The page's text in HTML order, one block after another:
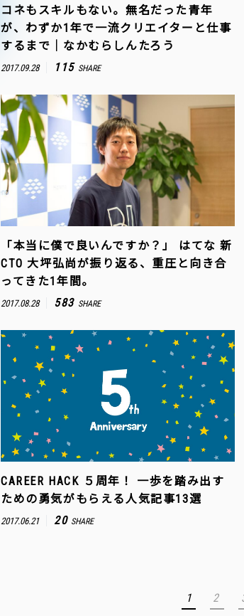
コネもスキルもない。無名だった青年
が、わずか1年で一流クリエイターと仕事
するまで｜なかむらしんたろう
2017.09.28 115 SHARE
「本当に僕で良いんですか？」 はてな 新
CTO 大坪弘尚が振り返る、重圧と向き合
ってきた1年間。
2017.08.28 583 SHARE
CAREER HACK ５周年！ 一歩を踏み出す
ための勇気がもらえる人気記事13選
2017.06.21 20 SHARE
1 2